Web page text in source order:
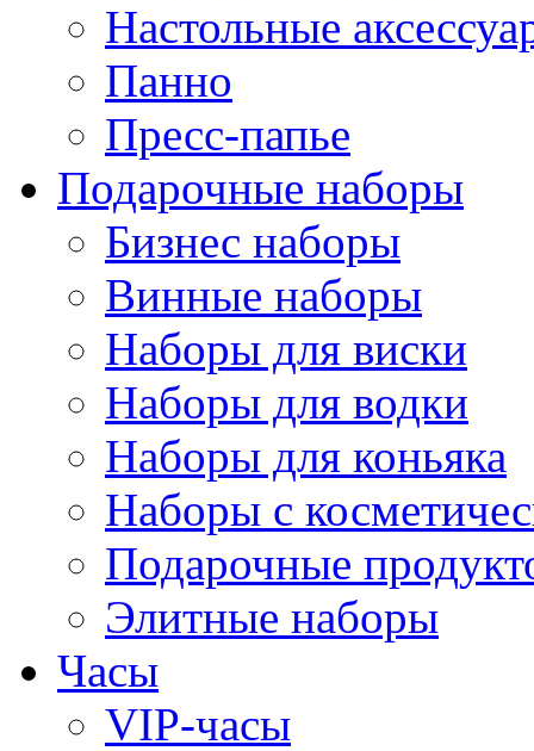
Настольные
Панно
Пресс-папье
Подарочные наборы
Бизнес наборы
Винные наборы
Наборы для виски
Наборы для водки
Наборы для коньяка
Наборы с
Подарочные
Элитные наборы
Часы
VIP-часы